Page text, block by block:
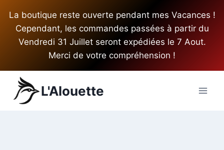
contenu
La boutique reste ouverte pendant mes Vacances !
Cependant, les commandes passées à partir du
Vendredi 31 Juillet seront expédiées le 7 Aout.
Merci de votre compréhension !
L'Alouette